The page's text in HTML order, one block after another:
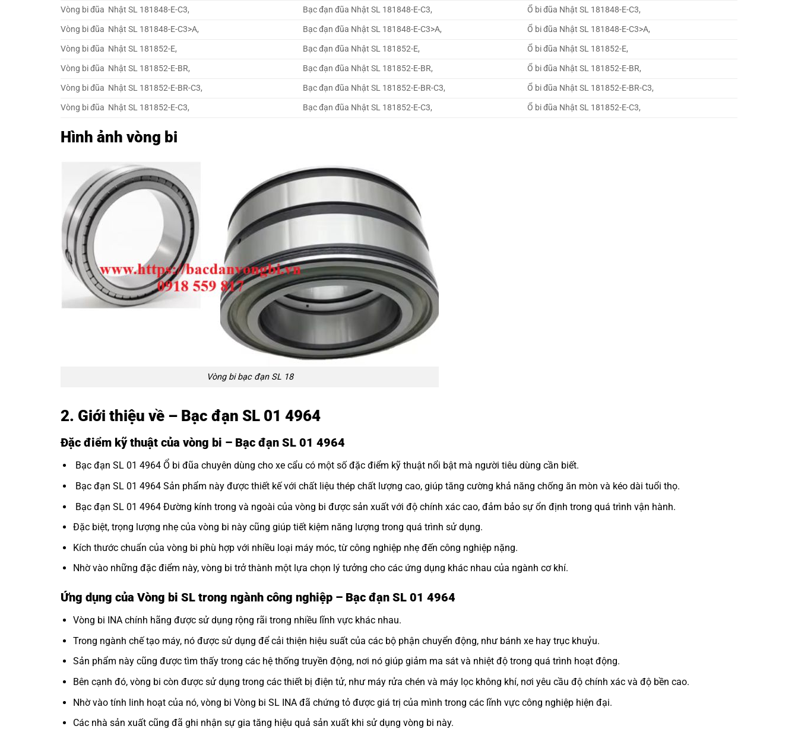
Vòng bi đũa Nhật SL 181848-E-C3,
Bạc đạn đũa Nhật SL 181848-E-C3,
Ổ bi đũa Nhật SL 181848-E-C3,
Vòng bi đũa Nhật SL 181848-E-C3>A,
Bạc đạn đũa Nhật SL 181848-E-C3>A,
Ổ bi đũa Nhật SL 181848-E-C3>A,
Vòng bi đũa Nhật SL 181852-E,
Bạc đạn đũa Nhật SL 181852-E,
Ổ bi đũa Nhật SL 181852-E,
Vòng bi đũa Nhật SL 181852-E-BR,
Bạc đạn đũa Nhật SL 181852-E-BR,
Ổ bi đũa Nhật SL 181852-E-BR,
Vòng bi đũa Nhật SL 181852-E-BR-C3,
Bạc đạn đũa Nhật SL 181852-E-BR-C3,
Ổ bi đũa Nhật SL 181852-E-BR-C3,
Vòng bi đũa Nhật SL 181852-E-C3,
Bạc đạn đũa Nhật SL 181852-E-C3, Ổ bi đũa Nhật SL 181852-E-C3,
Hình ảnh vòng bi
Vòng bi bạc đạn SL 18
2. Giới thiệu về – Bạc đạn SL 01 4964
Đặc điểm kỹ thuật của vòng bi – Bạc đạn SL 01 4964
Bạc đạn SL 01 4964 Ổ bi đũa chuyên dùng cho xe cẩu có một số đặc điểm kỹ thuật nổi bật mà người tiêu dùng cần biết.
Bạc đạn SL 01 4964 Sản phẩm này được thiết kế với chất liệu thép chất lượng cao, giúp tăng cường khả năng chống ăn mòn và kéo dài tuổi thọ.
Bạc đạn SL 01 4964 Đường kính trong và ngoài của vòng bi được sản xuất với độ chính xác cao, đảm bảo sự ổn định trong quá trình vận hành.
Đặc biệt, trọng lượng nhẹ của vòng bi này cũng giúp tiết kiệm năng lượng trong quá trình sử dụng.
Kích thước chuẩn của vòng bi phù hợp với nhiều loại máy móc, từ công nghiệp nhẹ đến công nghiệp nặng.
Nhờ vào những đặc điểm này, vòng bi trở thành một lựa chọn lý tưởng cho các ứng dụng khác nhau của ngành cơ khí.
Ứng dụng của Vòng bi SL trong ngành công nghiệp – Bạc đạn SL 01 4964
Vòng bi INAchính hãng được sử dụng rộng rãi trong nhiều lĩnh vực khác nhau.
Trong ngành chế tạo máy, nó được sử dụng để cải thiện hiệu suất của các bộ phận chuyển động, như bánh xe hay trục khuỷu.
Sản phẩm này cũng được tìm thấy trong các hệ thống truyền động, nơi nó giúp giảm ma sát và nhiệt độ trong quá trình hoạt động.
Bên cạnh đó, vòng bi còn được sử dụng trong các thiết bị điện tử, như máy rửa chén và máy lọc không khí, nơi yêu cầu độ chính xác và độ bền cao.
Nhờ vào tính linh hoạt của nó, vòng bi Vòng bi SL INA đã chứng tỏ được giá trị của mình trong các lĩnh vực công nghiệp hiện đại.
Các nhà sản xuất cũng đã ghi nhận sự gia tăng hiệu quả sản xuất khi sử dụng vòng bi này.